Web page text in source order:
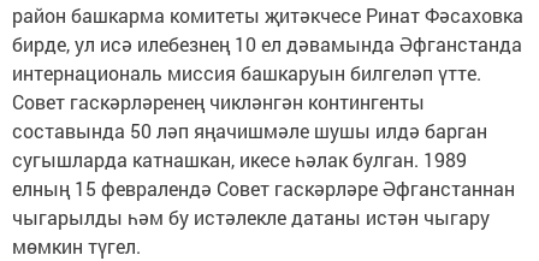
район башкарма комитеты җитәкчесе Ринат Фәсаховка
бирде, ул исә илебезнең 10 ел дәвамында Әфганстанда
интернациональ миссия башкаруын билгеләп үтте.
Совет гаскәрләренең чикләнгән контингенты
составында 50 ләп яңачишмәле шушы илдә барган
сугышларда катнашкан, икесе һәлак булган. 1989
елның 15 февралендә Совет гаскәрләре Әфганстаннан
чыгарылды һәм бу истәлекле датаны истән чыгару
мөмкин түгел.